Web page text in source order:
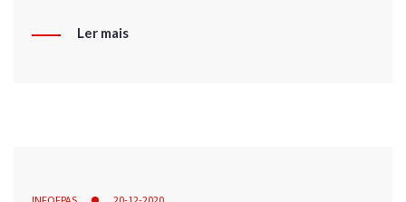
Ler mais